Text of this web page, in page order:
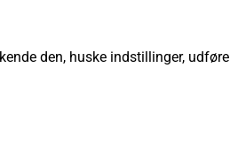
den, huske indstillinger, udføre